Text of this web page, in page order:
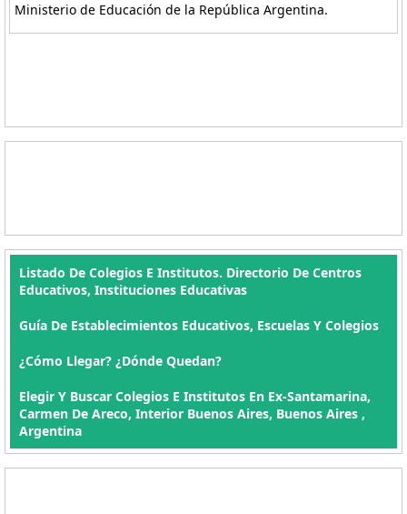
Ministerio de Educación de la República Argentina.
Listado De Colegios E Institutos. Directorio De Centros
Educativos, Instituciones Educativas
Guía De Establecimientos Educativos, Escuelas Y Colegios
¿Cómo Llegar? ¿Dónde Quedan?
Elegir Y Buscar Colegios E Institutos En Ex-Santamarina,
Carmen De Areco, Interior Buenos Aires, Buenos Aires ,
Argentina